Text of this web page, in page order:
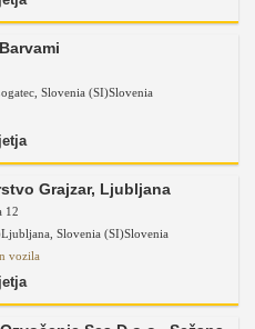
Slovenia (SI)Slovenia
Grajzar, Ljubljana
12
Ljubljana Slovenia (SI)Slovenia
vozila